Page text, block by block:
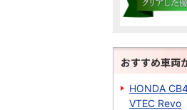
おすすめ車両
HONDA
VTEC Revo